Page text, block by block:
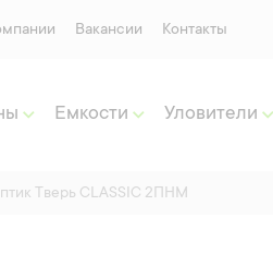
Вакансии Контакты
Емкости Уловители
Тверь CLASSIC 2ПНМ